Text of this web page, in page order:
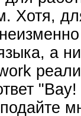
Хотя,
а